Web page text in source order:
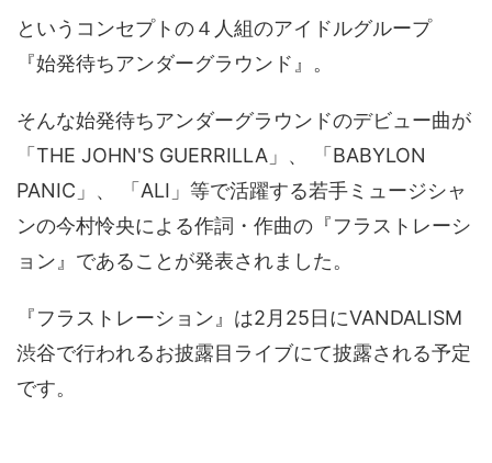
というコンセプトの４人組のアイドルグループ
『始発待ちアンダーグラウンド』。
そんな始発待ちアンダーグラウンドのデビュー曲が
「THE JOHN'S GUERRILLA」、 「BABYLON
PANIC」、 「ALI」等で活躍する若手ミュージシャ
ンの今村怜央による作詞・作曲の『フラストレーシ
ョン』であることが発表されました。
『フラストレーション』は2月25日にVANDALISM
渋谷で行われるお披露目ライブにて披露される予定
です。